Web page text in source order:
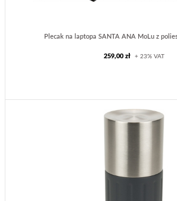
Plecak na laptopa SANTA ANA MoLu z
259,00 zł + 23% VAT